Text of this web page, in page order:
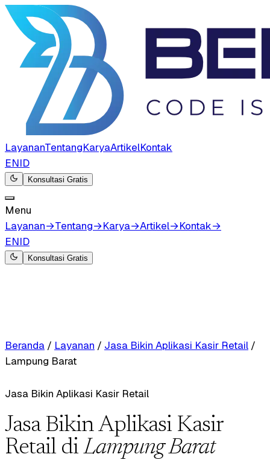
LayananTentangKaryaArtikelKontak
ENID
Konsultasi Gratis
Menu
Layanan→Tentang→Karya→Artikel→Kontak→
ENID
Konsultasi Gratis
Beranda / Layanan / Jasa Bikin Aplikasi Kasir Retail /
Lampung Barat
Jasa Bikin Aplikasi Kasir Retail
Jasa Bikin Aplikasi Kasir
Retail diLampung Barat